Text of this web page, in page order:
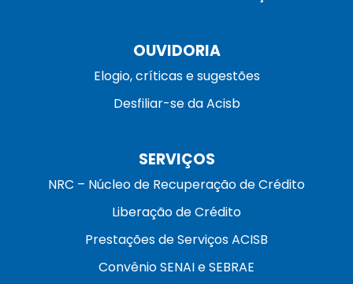
OUVIDORIA
Elogio, críticas e sugestões
Desfiliar-se da Acisb
SERVIÇOS
NRC – Núcleo de Recuperação de Crédito
Liberação de Crédito
Prestações de Serviços ACISB
Convênio SENAI e SEBRAE